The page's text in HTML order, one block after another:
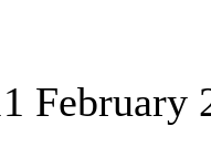
February